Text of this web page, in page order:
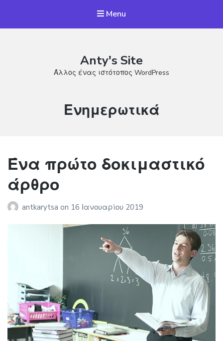
Menu
Anty's Site
Άλλος ένας ιστότοπος WordPress
Κατηγορία:
Ενημερωτικά
Ένα πρώτο δοκιμαστικό
άρθρο
antkarytsa on 16 Ιανουαρίου 2019